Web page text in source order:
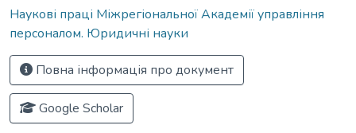
Наукові праці Міжрегіональної Академії управління
персоналом. Юридичні науки
Повна інформація про документ
Google Scholar